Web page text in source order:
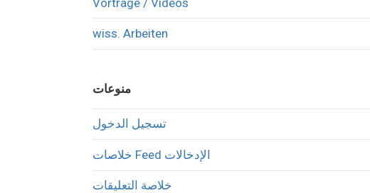
wiss. Arbeiten
منوعات
تسجيل الدخول
خلاصات Feed الإدخالات
خلاصة التعليقات